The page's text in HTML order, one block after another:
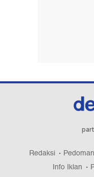
Redaksi
Info Iklan